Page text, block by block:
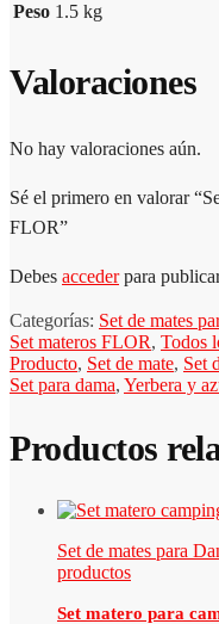
Peso 1.5 kg
Valoraciones
No hay valoraciones aún.
Sé el primero en valorar
FLOR”
Debes accederpara
Categorías: Set de mates
Set materos FLOR, Todos
Producto, Set de mate, Set
Set para dama, Yerbera y
Productos
Set de mates para
productos
Set matero para